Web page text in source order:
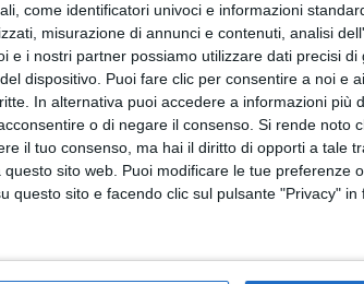
come identificatori univoci e informazioni
misurazione di annunci e contenuti, analisi
e i nostri partner possiamo utilizzare dati precisi
dispositivo. Puoi fare clic per consentire a noi e
In alternativa puoi accedere a informazioni più
o di negare il consenso. Si rende noto
il tuo consenso, ma hai il diritto di opporti a tale
sito web. Puoi modificare le tue preferenze
questo sito e facendo clic sul pulsante "Privacy" in
i Carabinieri e nell'attesa si è fatto
delle forze dell'ordine e a seguito di
poi rubato: l'uomo è stato pertanto
6 AGOSTO 2026
norma per Bisceglie